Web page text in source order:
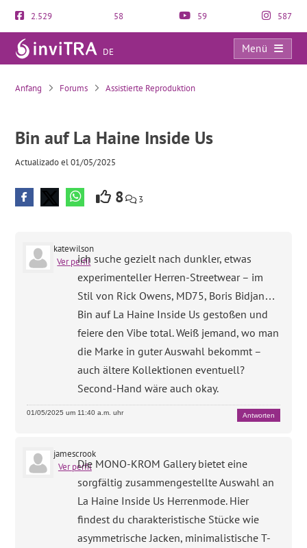
2.529 58 59 587
DE
Menü
Bin auf La Haine Inside Us
Anfang Forums Assistierte Reproduktion
Bin auf La Haine Inside Us
Actualizado el 01/05/2025
8 3
katewilson
Ver perfilich suche gezielt nach dunkler, etwas
experimenteller Herren-Streetwear – im
Stil von Rick Owens, MD75, Boris Bidjan…
Bin auf La Haine Inside Us gestoßen und
feiere den Vibe total. Weiß jemand, wo man
die Marke in guter Auswahl bekommt –
auch ältere Kollektionen eventuell?
Second-Hand wäre auch okay.
01/05/2025 um 11:40 a.m. uhr Antworten
jamescrook
Ver perfilDie MONO-KROM Gallery bietet eine
sorgfältig zusammengestellte Auswahl an
La Haine Inside Us Herrenmode. Hier
findest du charakteristische Stücke wie
asymmetrische Jacken, minimalistische T-